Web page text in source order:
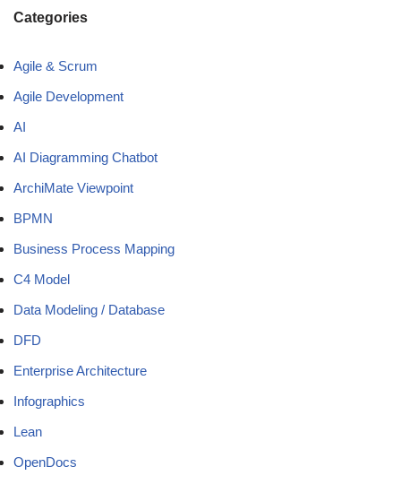
Categories
Agile & Scrum
Agile Development
AI
AI Diagramming Chatbot
ArchiMate Viewpoint
BPMN
Business Process Mapping
C4 Model
Data Modeling / Database
DFD
Enterprise Architecture
Infographics
Lean
OpenDocs